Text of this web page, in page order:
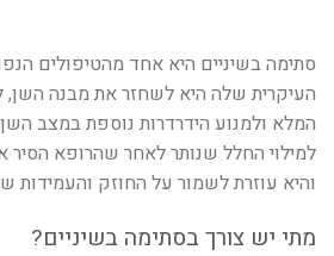
סתימה בשיניים היא אחד מהטיפולים
העיקרית שלה היא לשחזר את מבנה השן,
המלא ולמנוע הידרדרות נוספת במצב
למילוי החלל שנותר לאחר שהרופא
והיא עוזרת לשמור על החוזק והעמידות
מתי יש צורך בסתימה בשיניים?